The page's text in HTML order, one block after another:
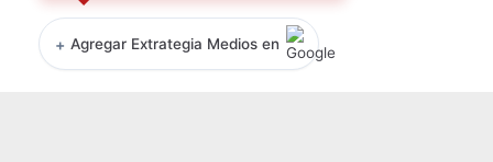
+ Agregar Extrategia Medios en